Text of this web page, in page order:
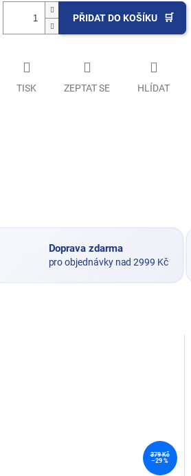
PŘIDAT DO KOŠÍKU
TISK ZEPTAT SE HLÍDAT
Doprava zdarma
pro objednávky nad 2999 Kč
379 Kč
–29 %